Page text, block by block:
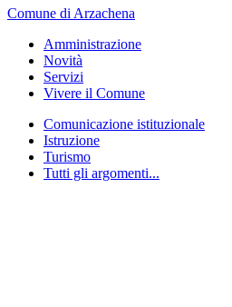
Comune di Arzachena
Amministrazione
Novità
Servizi
Vivere il Comune
Comunicazione istituzionale
Istruzione
Turismo
Tutti gli argomenti...